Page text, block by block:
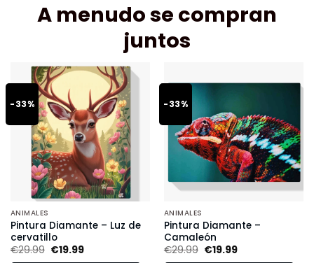
A menudo se compran
juntos
-33%
ANIMALES
Pintura Diamante – Luz de
cervatillo
€29.99 €19.99
-33%
ANIMALES
Pintura Diamante –
Camaleón
€29.99 €19.99